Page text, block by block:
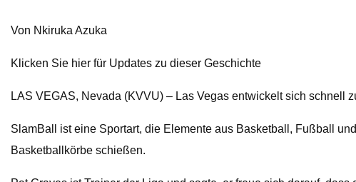
Von Nkiruka Azuka
Klicken Sie hier für Updates zu dieser Geschichte
LAS VEGAS, Nevada (KVVU) – Las Vegas entwickelt sich schnell
SlamBall ist eine Sportart, die Elemente aus Basketball, Fußball
Basketballkörbe schießen.